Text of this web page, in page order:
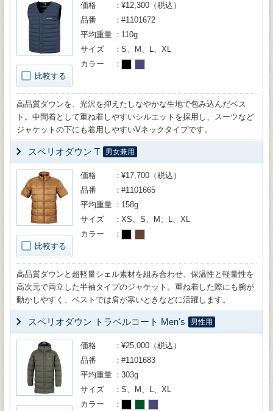
比較する
価格
¥12,300（税込）
品番
#1101672
平均重量
110g
サイズ
S、M、L、XL
カラー
高品質ダウンを、光沢を抑えたしなやかな生地で包み込んだベス
ト。中間着として重ね着しやすいシルエットを採用し、スーツなど
ジャケットの下にも着用しやすいVネックタイプです。
スペリオダウン T 男女兼用
比較する
価格
¥17,700（税込）
品番
#1101665
平均重量
158g
サイズ
XS、S、M、L、XL
カラー
高品質ダウンと超軽量シェル素材を組み合わせ、保温性と軽量性を
高次元で両立した半袖タイプのジャケット。重ね着した際にも腕が
動かしやすく、ベストでは肩が寒いときなどに活躍します。
スペリオダウン トラベルコート Men's 男性用
価格
¥25,000（税込）
品番
#1101683
平均重量
303g
サイズ
S、M、L、XL
カラー